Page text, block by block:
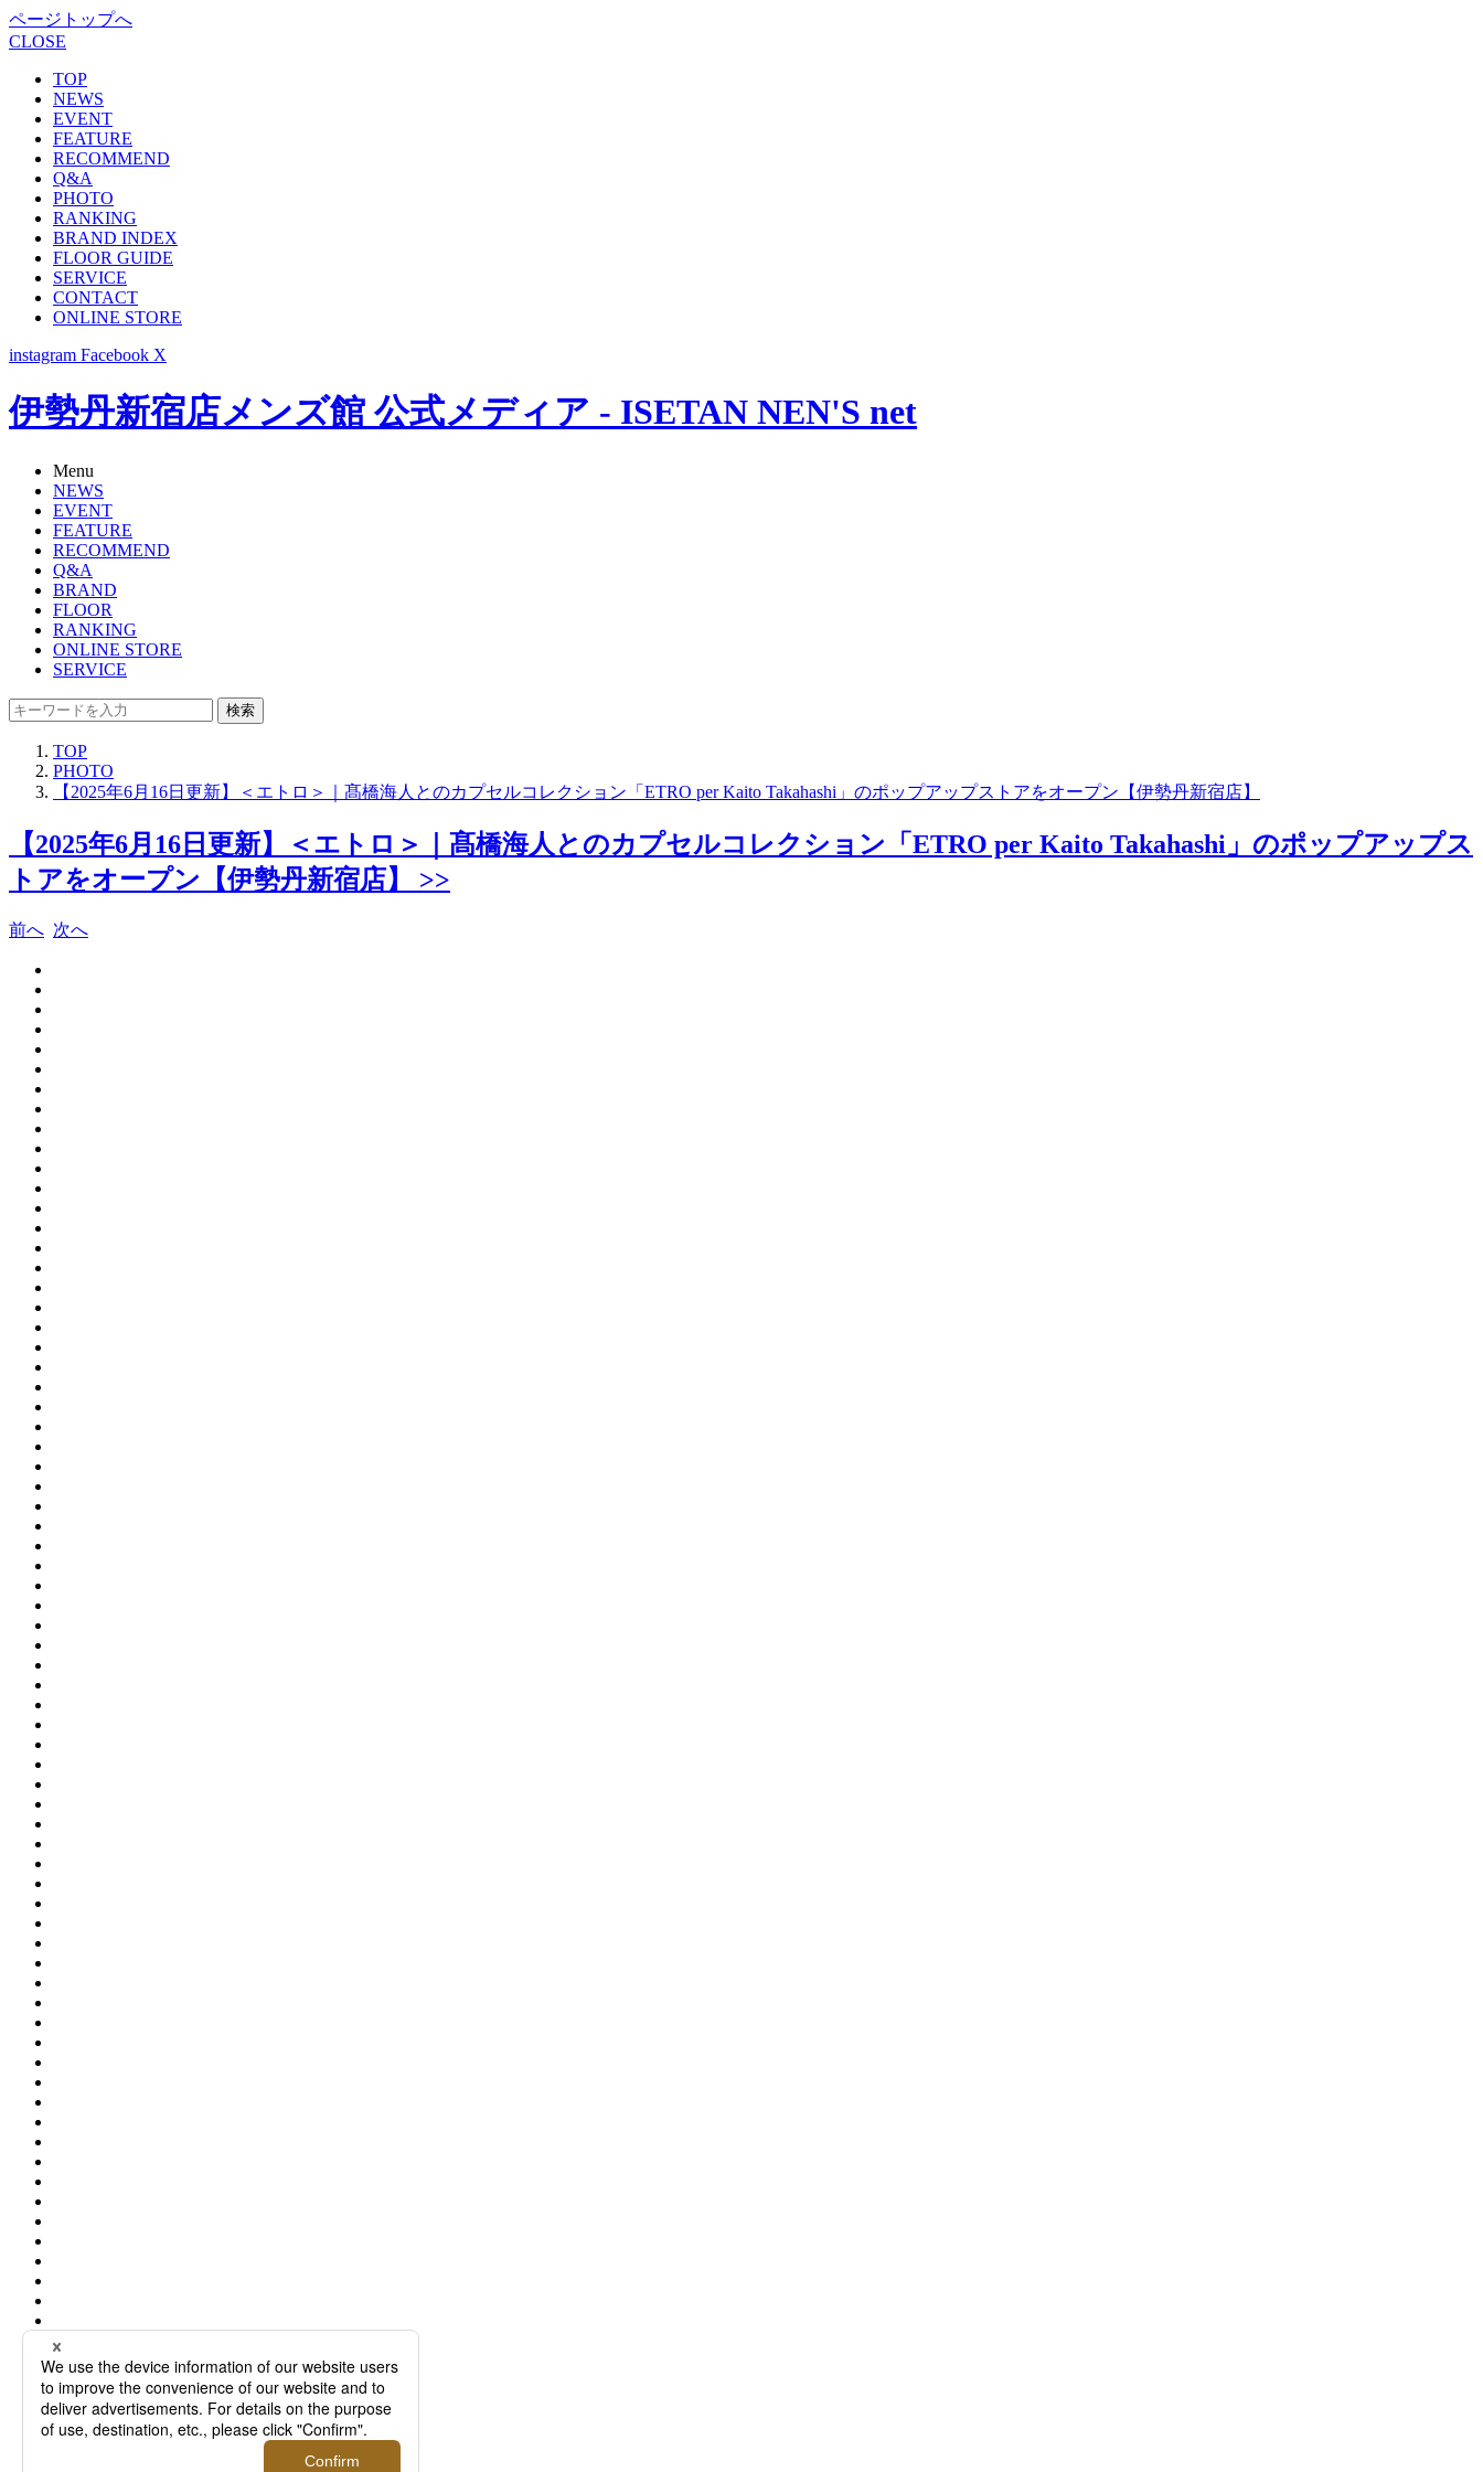
ページトップへ
CLOSE
TOP
NEWS
EVENT
FEATURE
RECOMMEND
Q&A
PHOTO
RANKING
BRAND INDEX
FLOOR GUIDE
SERVICE
CONTACT
ONLINE STORE
instagram Facebook X
伊勢丹新宿店メンズ館 公式メディア - ISETAN NEN'S net
Menu
NEWS
EVENT
FEATURE
RECOMMEND
Q&A
BRAND
FLOOR
RANKING
ONLINE STORE
SERVICE
検索
TOP
PHOTO
【2025年6月16日更新】＜エトロ＞｜髙橋海人とのカプセルコレクション「ETRO per Kaito Takahashi」のポップアップストアをオープン【伊勢丹新宿店】
【2025年6月16日更新】＜エトロ＞｜髙橋海人とのカプセルコレクション「ETRO per Kaito Takahashi」のポップアップス
トアをオープン【伊勢丹新宿店】 >>
前へ 次へ